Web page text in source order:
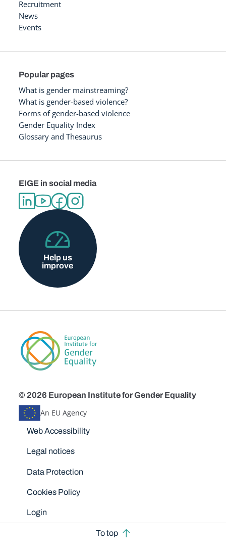
Recruitment
News
Events
Popular pages
What is gender mainstreaming?
What is gender-based violence?
Forms of gender-based violence
Gender Equality Index
Glossary and Thesaurus
EIGE in social media
Help us
improve
© 2026 European Institute for Gender Equality
An EU Agency
Disclaimers
Web Accessibility
Legal notices
Data Protection
Cookies Policy
Login
To top